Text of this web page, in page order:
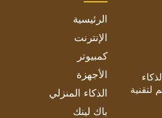
لتقنية
الرئيسية
الإنترنت
كمبيوتر
الأجهزة
الذكاء المنزلي
باك لينك